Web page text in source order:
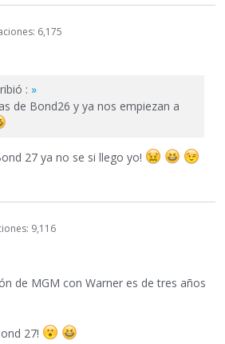
6,175
: »
de Bond26 y ya nos empiezan a
27 ya no se si llego yo!
9,116
de MGM con Warner es de tres años
27!